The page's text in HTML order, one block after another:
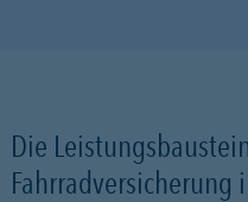
Die
Fahrradversicherung